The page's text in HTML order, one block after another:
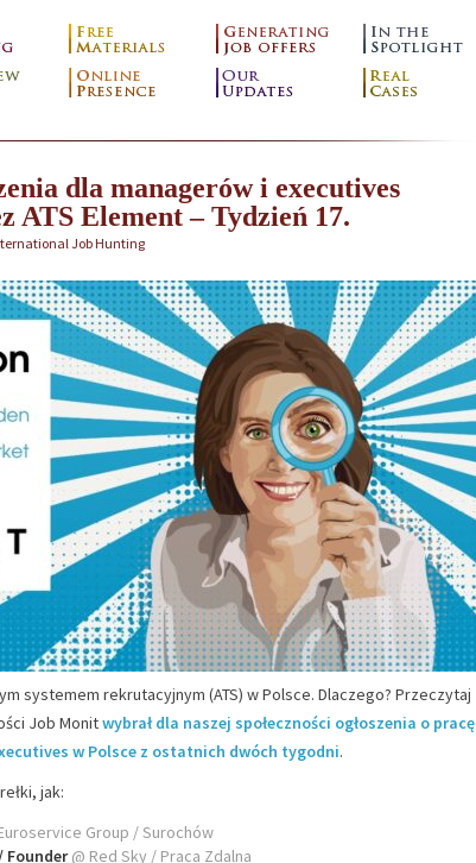
dla managerów i executives
ATS Element – Tydzień 17.
Job Hunting
systemem rekrutacyjnym (ATS) w Polsce. Dlaczego? Przeczytaj
Job Monitwybrał dla naszej społeczności ogłoszenia o pracę
w Polsce z ostatnich dwóch tygodni.
jak:
Group / Surochów
Founder @ Red Sky / Praca Zdalna